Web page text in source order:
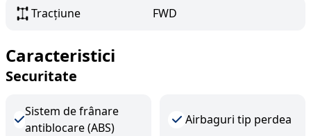
Tracțiune FWD
Caracteristici
Securitate
Sistem de frânare
antiblocare (ABS)
Airbaguri tip perdea